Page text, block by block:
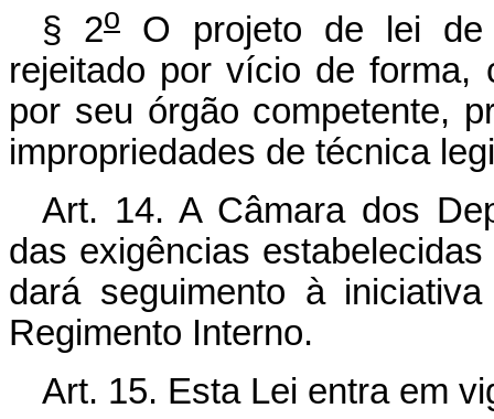
§ 2o
O projeto de lei de
rejeitado por vício de forma,
por seu órgão competente,
impropriedades de técnica
Art. 14. A Câmara dos
das exigências
dará seguimento à
Regimento Interno.
Art. 15. Esta Lei entra em